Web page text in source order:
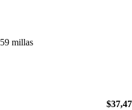
millas